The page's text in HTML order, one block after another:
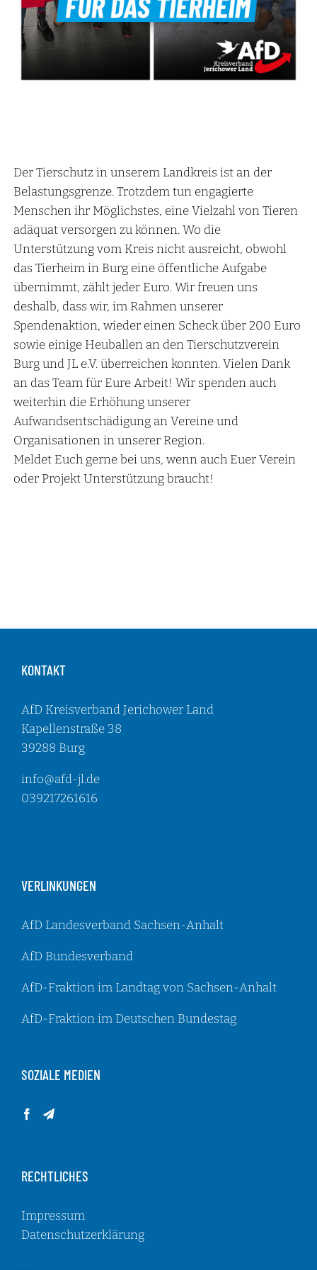
Der Tierschutz in unserem Landkreis ist an der
Belastungsgrenze. Trotzdem tun engagierte
Menschen ihr Möglichstes, eine Vielzahl von Tieren
adäquat versorgen zu können. Wo die
Unterstützung vom Kreis nicht ausreicht, obwohl
das Tierheim in Burg eine öffentliche Aufgabe
übernimmt, zählt jeder Euro. Wir freuen uns
deshalb, dass wir, im Rahmen unserer
Spendenaktion, wieder einen Scheck über 200 Euro
sowie einige Heuballen an den Tierschutzverein
Burg und JL e.V. überreichen konnten. Vielen Dank
an das Team für Eure Arbeit! Wir spenden auch
weiterhin die Erhöhung unserer
Aufwandsentschädigung an Vereine und
Organisationen in unserer Region.
Meldet Euch gerne bei uns, wenn auch Euer Verein
oder Projekt Unterstützung braucht!
KONTAKT
AfD Kreisverband Jerichower Land
Kapellenstraße 38
39288 Burg
info@afd-jl.de
039217261616
VERLINKUNGEN
AfD Landesverband Sachsen-Anhalt
AfD Bundesverband
AfD-Fraktion im Landtag von Sachsen-Anhalt
AfD-Fraktion im Deutschen Bundestag
SOZIALE MEDIEN
RECHTLICHES
Impressum
Datenschutzerklärung